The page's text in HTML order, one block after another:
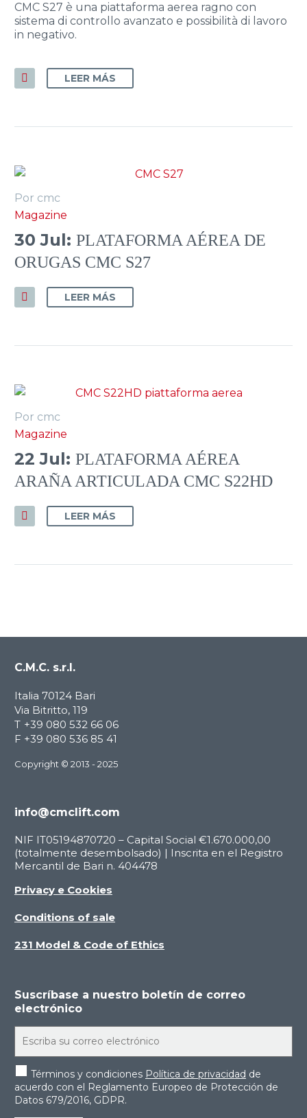
CMC S27 è una piattaforma aerea ragno con
sistema di controllo avanzato e possibilità di lavoro
in negativo.
LEER MÁS
Por cmc
Magazine
30 Jul: PLATAFORMA AÉREA DE
ORUGAS CMC S27
LEER MÁS
Por cmc
Magazine
22 Jul: PLATAFORMA AÉREA
ARAÑA ARTICULADA CMC S22HD
LEER MÁS
C.M.C. s.r.l.
Italia 70124 Bari
Via Bitritto, 119
T +39 080 532 66 06
F +39 080 536 85 41
Copyright © 2013 - 2025
info@cmclift.com
NIF IT05194870720 – Capital Social €1.670.000,00
(totalmente desembolsado) | Inscrita en el Registro
Mercantil de Bari n. 404478
Privacy e Cookies
Conditions of sale
231 Model & Code of Ethics
Suscríbase a nuestro boletín de correo
electrónico
Términos y condiciones Política de privacidad de
acuerdo con el Reglamento Europeo de Protección de
Datos 679/2016, GDPR.